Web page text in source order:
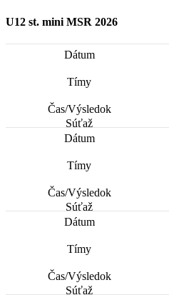
U12 st. mini MSR 2026